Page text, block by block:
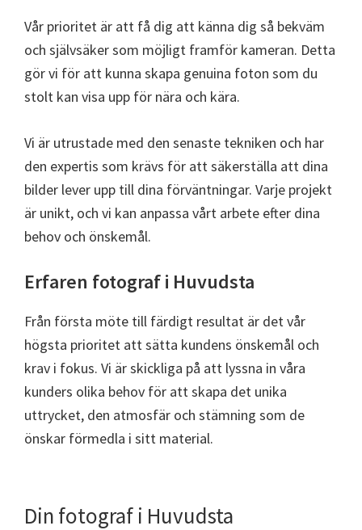
Vår prioritet är att få dig att känna dig så bekväm
och självsäker som möjligt framför kameran. Detta
gör vi för att kunna skapa genuina foton som du
stolt kan visa upp för nära och kära.
Vi är utrustade med den senaste tekniken och har
den expertis som krävs för att säkerställa att dina
bilder lever upp till dina förväntningar. Varje projekt
är unikt, och vi kan anpassa vårt arbete efter dina
behov och önskemål.
Erfaren fotograf i Huvudsta
Från första möte till färdigt resultat är det vår
högsta prioritet att sätta kundens önskemål och
krav i fokus. Vi är skickliga på att lyssna in våra
kunders olika behov för att skapa det unika
uttrycket, den atmosfär och stämning som de
önskar förmedla i sitt material.
Din fotograf i Huvudsta